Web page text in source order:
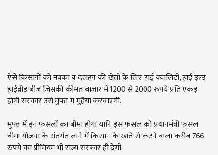
ऐसे किसानों को मक्का व दलहन की खेती के लिए हाई क्वालिटी, हाई इल्ड
हाईब्रीड बीज जिसकी कीमत बाजार में 1200 से 2000 रुपये प्रति एकड़
होगी सरकार उसे मुफ्त में मुहैया करवाएगी.
मुफ्त में इन फसलों का बीमा होगा यानि इस फसल को प्रधानमंत्री फसल
बीमा योजना के अंतर्गत लाने में किसान के खाते से कटने वाला करीब 766
रुपये का प्रीमियम भी राज्य सरकार ही देगी.